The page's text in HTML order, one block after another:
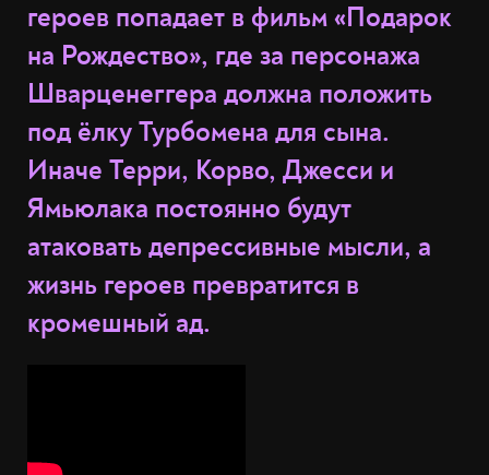
героев попадает в фильм «Подарок
на Рождество», где за персонажа
Шварценеггера должна положить
под ёлку Турбомена для сына.
Иначе Терри, Корво, Джесси и
Ямьюлака постоянно будут
атаковать депрессивные мысли, а
жизнь героев превратится в
кромешный ад.